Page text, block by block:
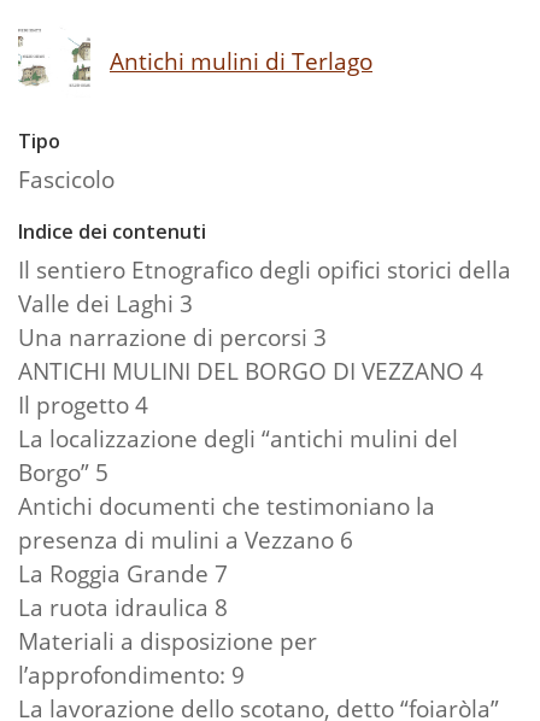
Antichi mulini di Terlago
Tipo
Fascicolo
Indice dei contenuti
Il sentiero Etnografico degli opifici storici della
Valle dei Laghi 3
Una narrazione di percorsi 3
ANTICHI MULINI DEL BORGO DI VEZZANO 4
Il progetto 4
La localizzazione degli “antichi mulini del
Borgo” 5
Antichi documenti che testimoniano la
presenza di mulini a Vezzano 6
La Roggia Grande 7
La ruota idraulica 8
Materiali a disposizione per
l’approfondimento: 9
La lavorazione dello scotano, detto “foiaròla”